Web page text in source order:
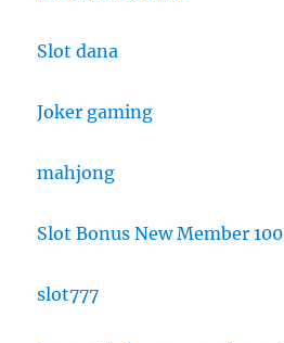
Slot dana
Joker gaming
mahjong
Slot Bonus New Member 100
slot777